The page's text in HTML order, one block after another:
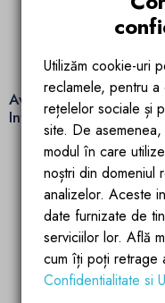
functionalitatea sa
cada rotativa,
utilizarea flexibila
nevoilor
Avantaje ale
Interiors:
Estetica
puternic:
rafinament
moderne sau
Durabilitate
Materialele de
rezistenta
Utilizăm cookie-uri
reclamele, pentru
rețelelor sociale și
site. De
modul în care
noștri din domeniul
analizelor. Aceste
date furnizate de
serviciilor lor. Află
cum îți poți retrage
Confidentialitate si